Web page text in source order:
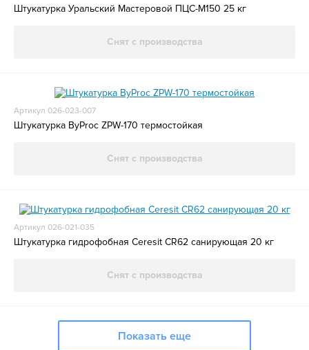
Штукатурка Уральский Мастеровой ПЦС-М150 25 кг
Снят с производства
Артикул 026-023-007
Штукатурка ByProc ZPW-170 термостойкая
Снят с производства
Артикул 026-021-035
Штукатурка гидрофобная Ceresit СR62 санирующая 20 кг
Снят с производства
Показать еще